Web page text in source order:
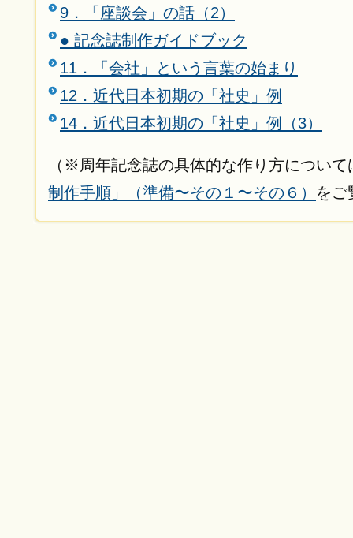
9．「座談会」の話（2）
● 記念誌制作ガイドブック
11．「会社」という言葉の始まり
12．近代日本初期の「社史」例
14．近代日本初期の「社史」例（3）
（※周年記念誌の具体的な作り方について
制作手順」（準備〜その１〜その６） をご